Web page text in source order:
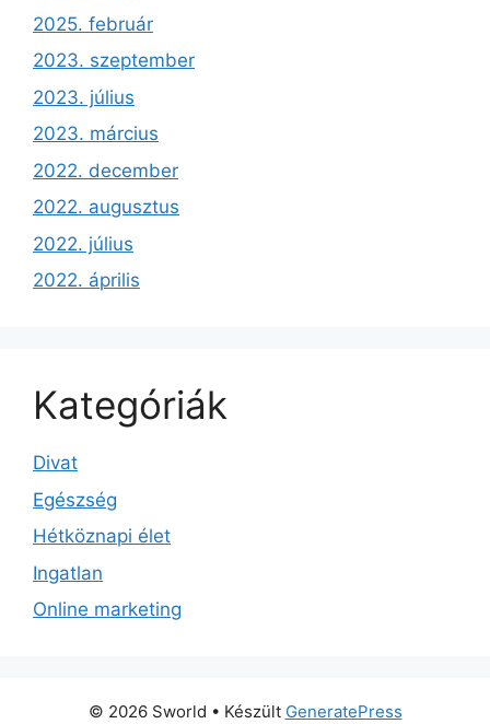
2025. február
2023. szeptember
2023. július
2023. március
2022. december
2022. augusztus
2022. július
2022. április
Kategóriák
Divat
Egészség
Hétköznapi élet
Ingatlan
Online marketing
© 2026 Sworld • Készült GeneratePress